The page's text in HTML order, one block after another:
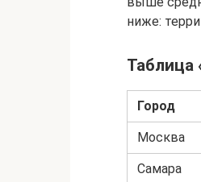
ниже:
Таблица
Город
Москва
Самара